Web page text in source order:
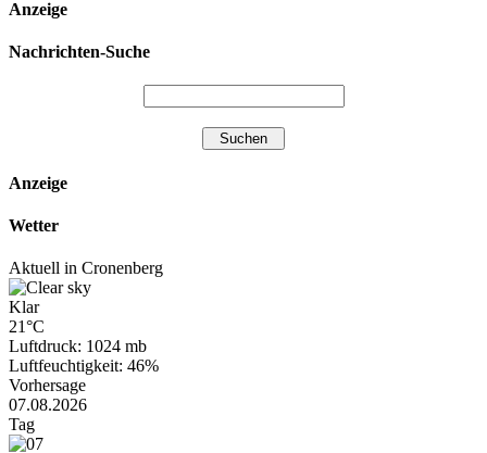
Anzeige
Nachrichten-Suche
Anzeige
Wetter
Aktuell in Cronenberg
Klar
21°C
Luftdruck: 1024 mb
Luftfeuchtigkeit: 46%
Vorhersage
07.08.2026
Tag